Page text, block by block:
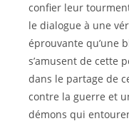
confier leur
le dialogue à une
éprouvante qu’une
s’amusent de cette
dans le partage de
contre la guerre et
démons qui